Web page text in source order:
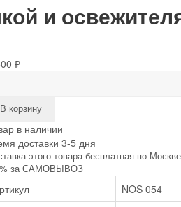
и
₽
В корзину
в наличии
доставки 3-5 дня
этого товара бесплатная по Москве
за САМОВЫВОЗ
NOS 054